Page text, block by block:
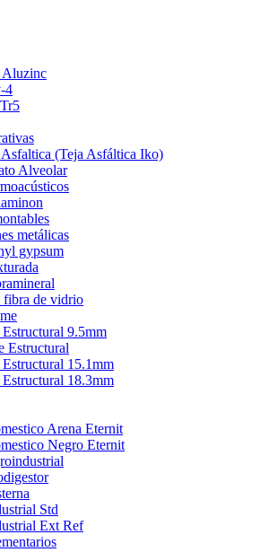
Aluzinc
4
(Teja Asfáltica Iko)
Alveolar
metálicas
gypsum
fibra de vidrio
9.5mm
Estructural
15.1mm
18.3mm
Arena Eternit
Negro Eternit
Std
Ext Ref